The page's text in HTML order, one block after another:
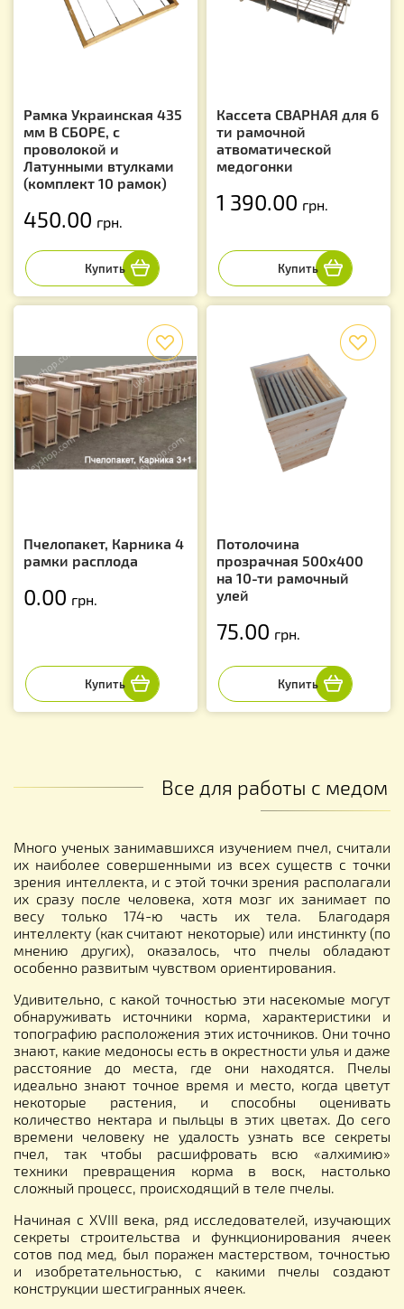
Рамка Украинская 435
мм В СБОРЕ, с
проволокой и
Латунными втулками
(комплект 10 рамок)
450.00 грн.
Кассета СВАРНАЯ для 6
ти рамочной
атвоматической
медогонки
1 390.00 грн.
Пчелопакет, Карника 4
рамки расплода
0.00 грн.
Потолочина
прозрачная 500х400
на 10-ти рамочный
улей
75.00 грн.
Все для работы с медом
Много ученых занимавшихся изучением пчел, считали
их наиболее совершенными из всех существ с точки
зрения интеллекта, и с этой точки зрения располагали
их сразу после человека, хотя мозг их занимает по
весу только 174-ю часть их тела. Благодаря
интеллекту (как считают некоторые) или инстинкту (по
мнению других), оказалось, что пчелы обладают
особенно развитым чувством ориентирования.
Удивительно, с какой точностью эти насекомые могут
обнаруживать источники корма, характеристики и
топографию расположения этих источников. Они точно
знают, какие медоносы есть в окрестности улья и даже
расстояние до места, где они находятся. Пчелы
идеально знают точное время и место, когда цветут
некоторые растения, и способны оценивать
количество нектара и пыльцы в этих цветах. До сего
времени человеку не удалость узнать все секреты
пчел, так чтобы расшифровать всю «алхимию»
техники превращения корма в воск, настолько
сложный процесс, происходящий в теле пчелы.
Начиная с XVIII века, ряд исследователей, изучающих
секреты строительства и функционирования ячеек
сотов под мед, был поражен мастерством, точностью
и изобретательностью, с какими пчелы создают
конструкции шестигранных ячеек.